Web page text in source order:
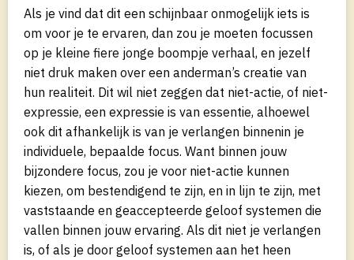
Als je vind dat dit een schijnbaar onmogelijk iets is
om voor je te ervaren, dan zou je moeten focussen
op je kleine fiere jonge boompje verhaal, en jezelf
niet druk maken over een anderman’s creatie van
hun realiteit. Dit wil niet zeggen dat niet-actie, of niet-
expressie, een expressie is van essentie, alhoewel
ook dit afhankelijk is van je verlangen binnenin je
individuele, bepaalde focus. Want binnen jouw
bijzondere focus, zou je voor niet-actie kunnen
kiezen, om bestendigend te zijn, en in lijn te zijn, met
vaststaande en geaccepteerde geloof systemen die
vallen binnen jouw ervaring. Als dit niet je verlangen
is, of als je door geloof systemen aan het heen